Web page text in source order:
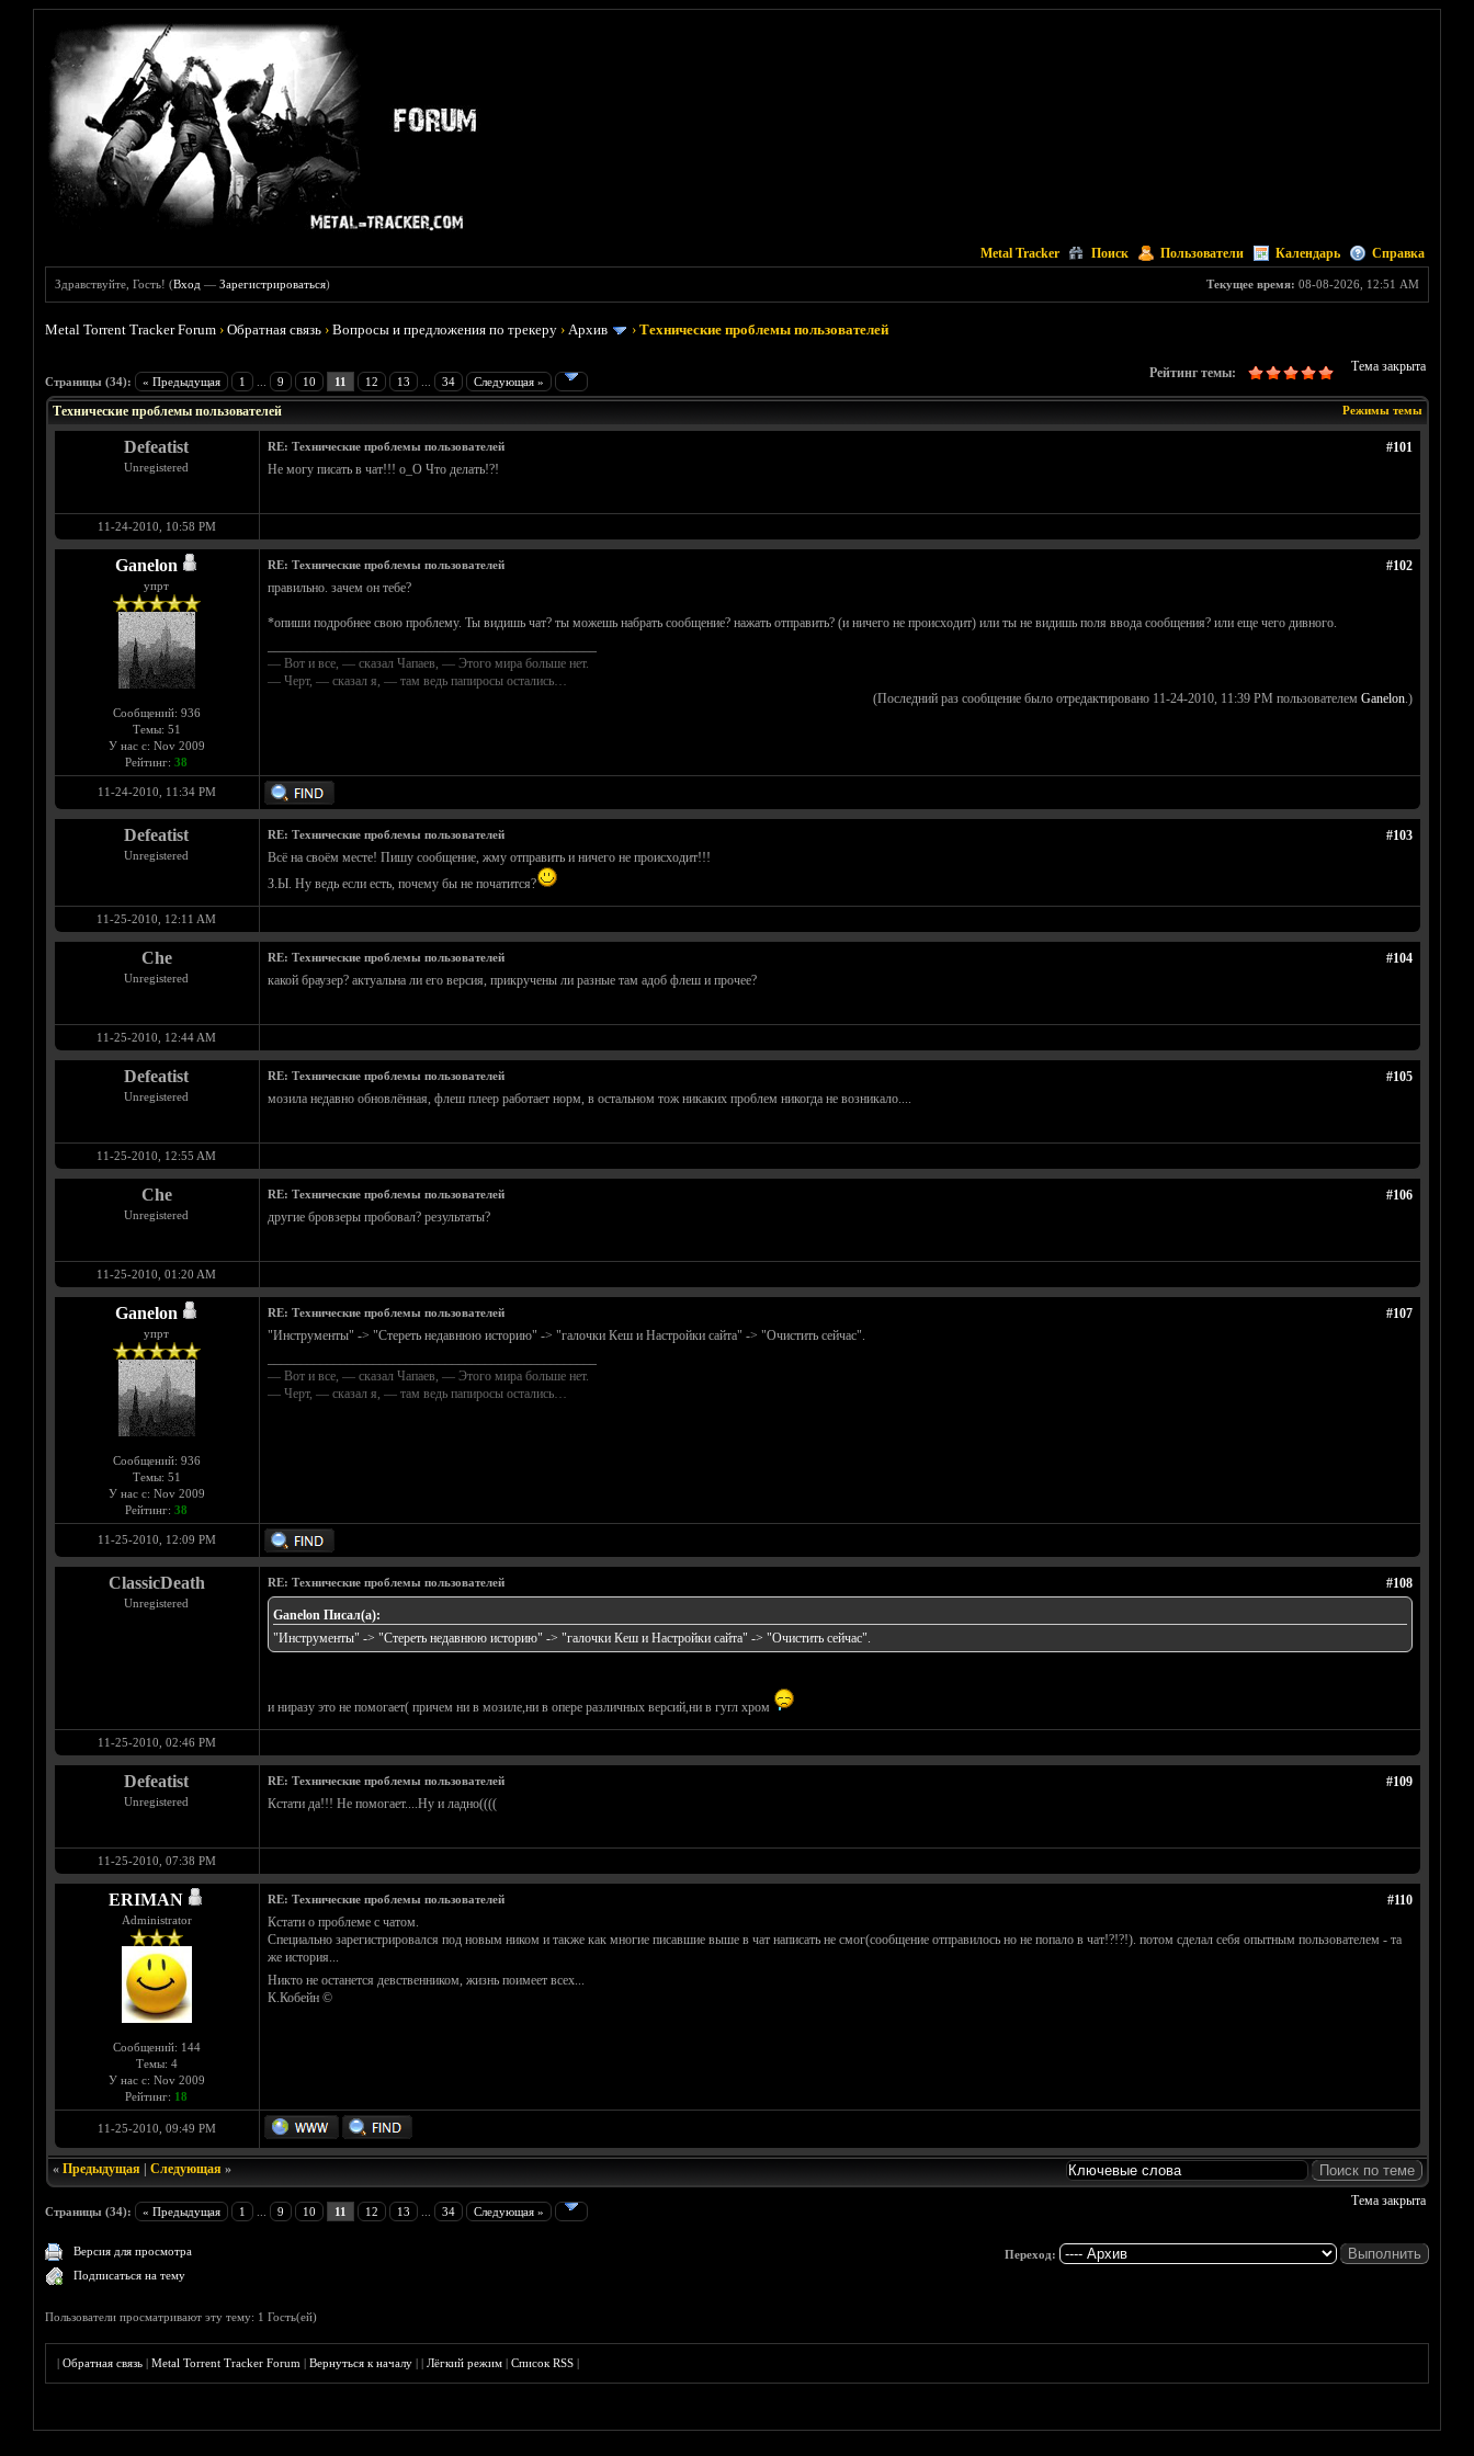
Metal Tracker Поиск Пользователи Календарь Справка
Текущее время: 08-08-2026, 12:51 AM
Здравствуйте, Гость! (Вход —Зарегистрироваться)
Metal Torrent Tracker Forum ›Обратная связь ›Вопросы и предложения по трекеру ›Архив ›Технические проблемы пользователей
Страницы (34): « Предыдущая 1 9 10 11 12 13 34 Следующая »
Тема закрыта
Рейтинг темы:
Голосов: 3 - Средняя оценка: 5
1
2
3
4
5
Режимы темы
Технические проблемы пользователей
Defeatist
Unregistered
#101
RE: Технические проблемы пользователей
Не могу писать в чат!!! о_О Что делать!?!
11-24-2010, 10:58 PM
Ganelon
упрт
Сообщений: 936
Темы: 51
У нас с: Nov 2009
Рейтинг: 38
#102
RE: Технические проблемы пользователей
правильно. зачем он тебе?
*опиши подробнее свою проблему. Ты видишь чат? ты можешь набрать сообщение? нажать отправить? (и ничего не происходит) или ты не видишь поля ввода сообщения? или еще чего дивного.
— Вот и все, — сказал Чапаев, — Этого мира больше нет.
— Черт, — сказал я, — там ведь папиросы остались…
(Последний раз сообщение было отредактировано 11-24-2010, 11:39 PM пользователем Ganelon.)
11-24-2010, 11:34 PM
Defeatist
Unregistered
#103
RE: Технические проблемы пользователей
Всё на своём месте! Пишу сообщение, жму отправить и ничего не происходит!!!
З.Ы. Ну ведь если есть, почему бы не початится?
11-25-2010, 12:11 AM
Che
Unregistered
#104
RE: Технические проблемы пользователей
какой браузер? актуальна ли его версия, прикручены ли разные там адоб флеш и прочее?
11-25-2010, 12:44 AM
Defeatist
Unregistered
#105
RE: Технические проблемы пользователей
мозила недавно обновлённая, флеш плеер работает норм, в остальном тож никаких проблем никогда не возникало....
11-25-2010, 12:55 AM
Che
Unregistered
#106
RE: Технические проблемы пользователей
другие бровзеры пробовал? результаты?
11-25-2010, 01:20 AM
Ganelon
упрт
Сообщений: 936
Темы: 51
У нас с: Nov 2009
Рейтинг: 38
#107
RE: Технические проблемы пользователей
"Инструменты" -> "Стереть недавнюю историю" -> "галочки Кеш и Настройки сайта" -> "Очистить сейчас".
— Вот и все, — сказал Чапаев, — Этого мира больше нет.
— Черт, — сказал я, — там ведь папиросы остались…
11-25-2010, 12:09 PM
ClassicDeath
Unregistered
#108
RE: Технические проблемы пользователей
Ganelon Писал(а):
"Инструменты" -> "Стереть недавнюю историю" -> "галочки Кеш и Настройки сайта" -> "Очистить сейчас".
и ниразу это не помогает( причем ни в мозиле,ни в опере различных версий,ни в гугл хром
11-25-2010, 02:46 PM
Defeatist
Unregistered
#109
RE: Технические проблемы пользователей
Кстати да!!! Не помогает....Ну и ладно((((
11-25-2010, 07:38 PM
ERIMAN
Administrator
Сообщений: 144
Темы: 4
У нас с: Nov 2009
Рейтинг: 18
#110
RE: Технические проблемы пользователей
Кстати о проблеме с чатом.
Специально зарегистрировался под новым ником и также как многие писавшие выше в чат написать не смог(сообщение отправилось но не попало в чат!?!?!). потом сделал себя опытным пользователем - та
же история...
Никто не останется девственником, жизнь поимеет всех...
К.Кобейн ©
11-25-2010, 09:49 PM
« Предыдущая| Следующая»
Страницы (34): « Предыдущая 1 9 10 11 12 13 34 Следующая »
Тема закрыта
Версия для просмотра
Подписаться на тему
Переход:
Пользователи просматривают эту тему: 1 Гость(ей)
|Обратная связь |Metal Torrent Tracker Forum |Вернуться к началу ||Лёгкий режим |Список RSS |